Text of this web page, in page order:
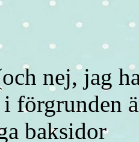
nej, jag
i förgrunden
baksidor